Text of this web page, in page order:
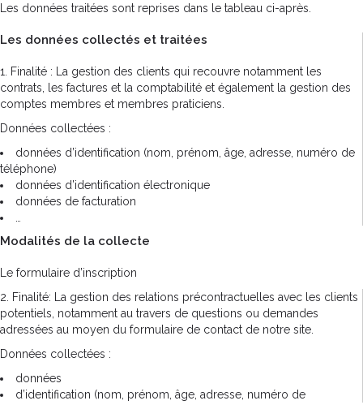
Les données traitées sont reprises dans le tableau ci-après.
Les données collectés et traitées
1. Finalité : La gestion des clients qui recouvre notamment les
contrats, les factures et la comptabilité et également la gestion des
comptes membres et membres praticiens.
Données collectées :
données d’identification (nom, prénom, âge, adresse, numéro de
téléphone)
données d’identification électronique
données de facturation
Modalités de la collecte
Le formulaire d’inscription
2. Finalité: La gestion des relations précontractuelles avec les clients
potentiels, notamment au travers de questions ou demandes
adressées au moyen du formulaire de contact de notre site.
Données collectées :
données
d’identification (nom, prénom, âge, adresse, numéro de